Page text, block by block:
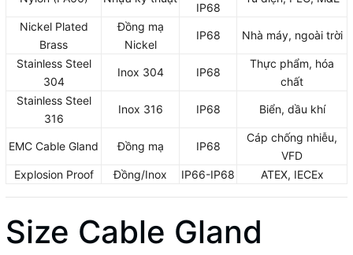
IP68
Nickel Plated
Brass
Đồng mạ
Nickel
IP68 Nhà máy, ngoài trời
Stainless Steel
304
Inox 304 IP68
Thực phẩm, hóa
chất
Stainless Steel
316
Inox 316 IP68 Biển, dầu khí
EMC Cable Gland Đồng mạ IP68
Cáp chống nhiễu,
VFD
Explosion Proof
Đồng/Inox IP66-IP68 ATEX, IECEx
Size Cable Gland